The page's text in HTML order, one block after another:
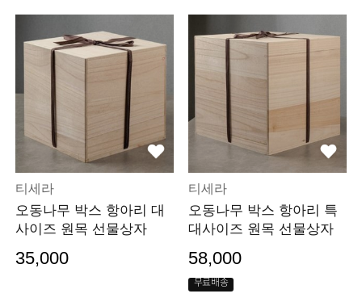
티세라
오동나무 박스 항아리 대
사이즈 원목 선물상자
35,000
티세라
오동나무 박스 항아리 특
대사이즈 원목 선물상자
58,000
무료배송